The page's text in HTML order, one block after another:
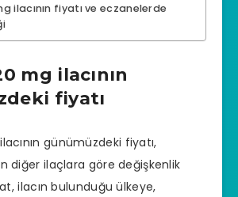
ilacının fiyatı ve eczanelerde
mg ilacının
fiyatı
günümüzdeki fiyatı,
diğer ilaçlara göre değişkenlik
ilacın bulunduğu ülkeye,